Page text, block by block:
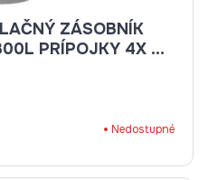
ZÁSOBNÍK
PRÍPOJKY 4X G1
Nedostupné